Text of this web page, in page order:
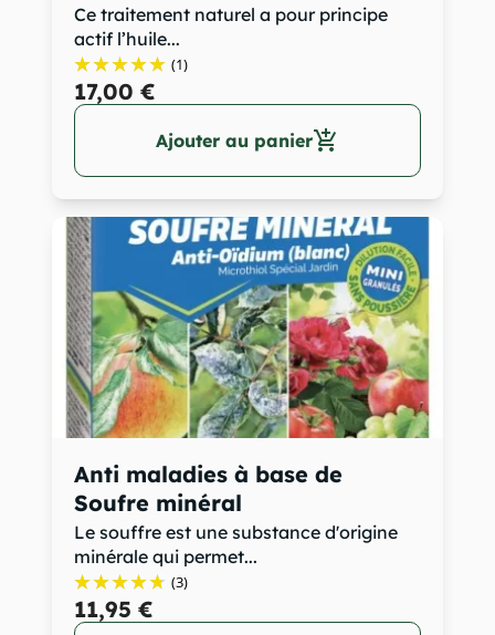
Ce traitement naturel a pour principe
actif l’huile...
(1)
17,00 €
Ajouter au panieradd_shopping_cart
Anti maladies à base de
Soufre minéral
Le souffre est une substance d'origine
minérale qui permet...
(3)
11,95 €